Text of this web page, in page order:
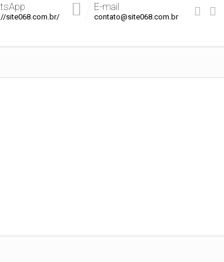
E-mail
contato@site068.com.br
site068.com.br/